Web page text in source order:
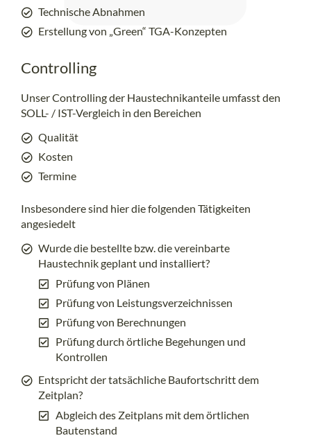
Technische Abnahmen
Erstellung von „Green“ TGA-Konzepten
Controlling
Unser Controlling der Haustechnikanteile umfasst den
SOLL- / IST-Vergleich in den Bereichen
Qualität
Kosten
Termine
Insbesondere sind hier die folgenden Tätigkeiten
angesiedelt
Wurde die bestellte bzw. die vereinbarte
Haustechnik geplant und installiert?
Prüfung von Plänen
Prüfung von Leistungsverzeichnissen
Prüfung von Berechnungen
Prüfung durch örtliche Begehungen und
Kontrollen
Entspricht der tatsächliche Baufortschritt dem
Zeitplan?
Abgleich des Zeitplans mit dem örtlichen
Bautenstand